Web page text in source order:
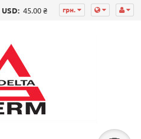
грн.
USD: 45.00 ₴